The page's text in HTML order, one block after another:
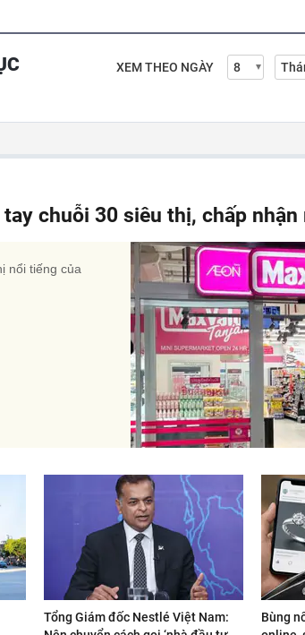
XEM THEO NGÀY
chuỗi 30 siêu thị, chấp nhận
nổi tiếng của
Tổng Giám đốc Nestlé Việt Nam:
Bùng